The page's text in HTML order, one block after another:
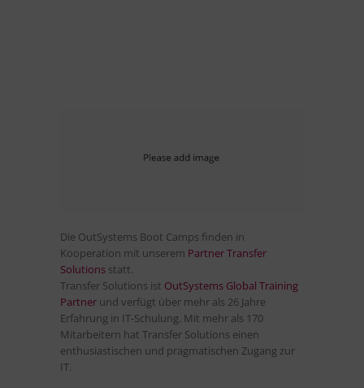
Die OutSystems Boot Camps finden in
Kooperation mit unserem Partner Transfer
Solutions statt.
Transfer Solutions ist OutSystems Global Training
Partner und verfügt über mehr als 26 Jahre
Erfahrung in IT-Schulung. Mit mehr als 170
Mitarbeitern hat Transfer Solutions einen
enthusiastischen und pragmatischen Zugang zur
IT.